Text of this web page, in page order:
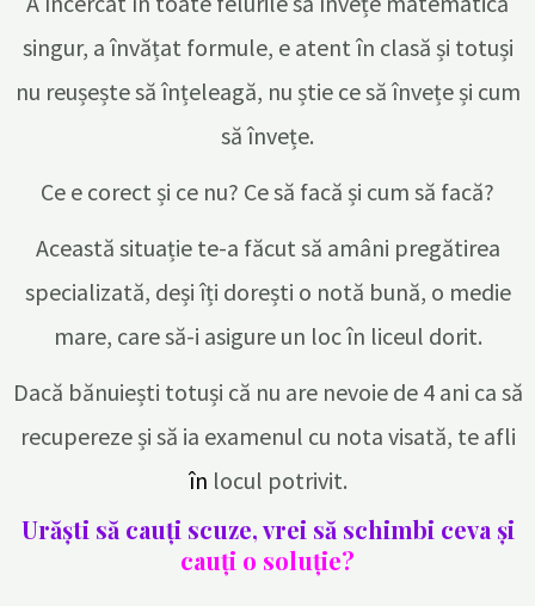
singur, a învățat formule, e atent în clasă și totuși
nu reușește să înțeleagă, nu știe ce să învețe și cum
să învețe.
Ce e corect și ce nu? Ce să facă și cum să facă?
Această situație te-a făcut să amâni pregătirea
specializată, deși îți dorești o notă bună, o medie
mare, care să-i asigure un loc în liceul dorit.
Dacă bănuiești totuși că nu are nevoie de 4 ani ca să
recupereze și să ia examenul cu nota visată, te afli
în locul potrivit.
Urăști să cauți scuze, vrei să schimbi ceva și
cauți o soluție?